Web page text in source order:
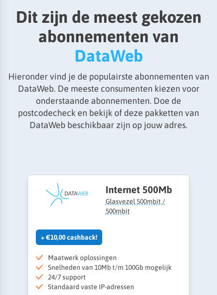
Dit zijn de meest gekozen
abonnementen van
DataWeb
Hieronder vind je de populairste abonnementen van
DataWeb. De meeste consumenten kiezen voor
onderstaande abonnementen. Doe de
postcodecheck en bekijk of deze pakketten van
DataWeb beschikbaar zijn op jouw adres.
Internet 500Mb
Glasvezel 500mbit /
500mbit
+ €10,00 cashback!
Maatwerk oplossingen
Snelheden van 10Mb t/m 100Gb mogelijk
24/7 support
Standaard vaste IP-adressen